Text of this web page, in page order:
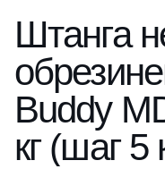
Штанга
Buddy
кг (шаг 5